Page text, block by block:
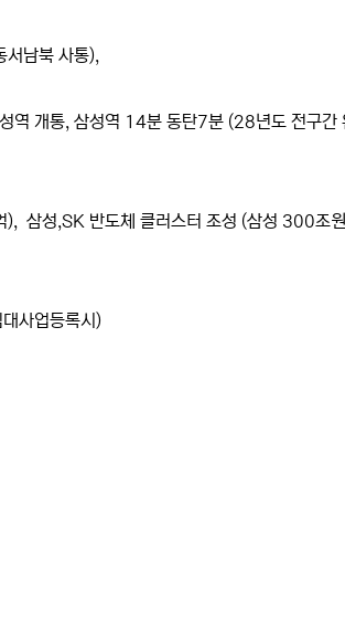
남북 사통),
역 개통, 삼성역 14분 동탄7분 (28년도 전구간
삼성,SK 반도체 클러스터 조성 (삼성 300조
사업등록시)